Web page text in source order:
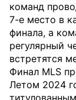
команд
7-е место в
финала, а
регулярный
встретятся
Финал MLS
Летом 2024